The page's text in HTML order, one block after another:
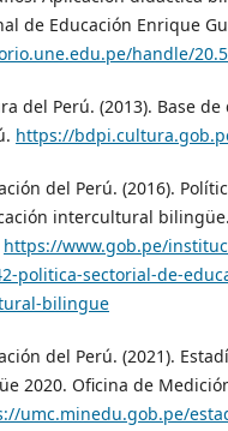
de Educación Enrique
handle/
del Perú. (2013). Base
https://
del Perú. (2016).
intercultural
https://www.gob.pe/
politica-sectorial-de-
bilingue
del Perú. (2021).
2020. Oficina de
umc.minedu.gob.pe/